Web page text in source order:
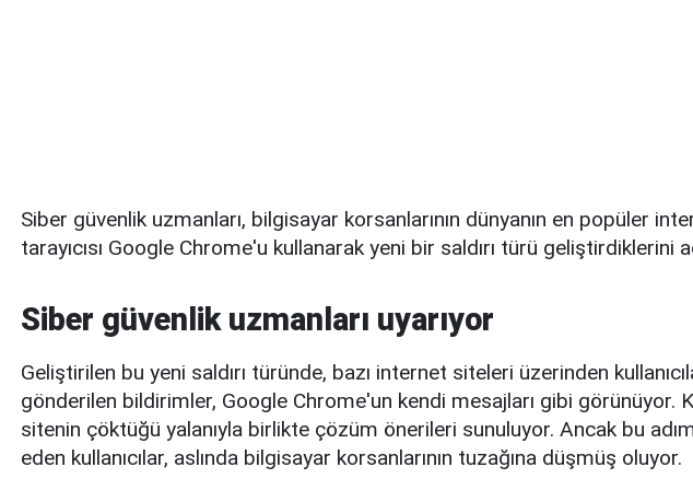
Siber güvenlik uzmanları, bilgisayar korsanlarının dünyanın en popüler
tarayıcısı Google Chrome'u kullanarak yeni bir saldırı türü geliştirdiklerini
Siber güvenlik uzmanları uyarıyor
Geliştirilen bu yeni saldırı türünde, bazı internet siteleri üzerinden
gönderilen bildirimler, Google Chrome'un kendi mesajları gibi görünüyor.
sitenin çöktüğü yalanıyla birlikte çözüm önerileri sunuluyor. Ancak bu
eden kullanıcılar, aslında bilgisayar korsanlarının tuzağına düşmüş oluyor.